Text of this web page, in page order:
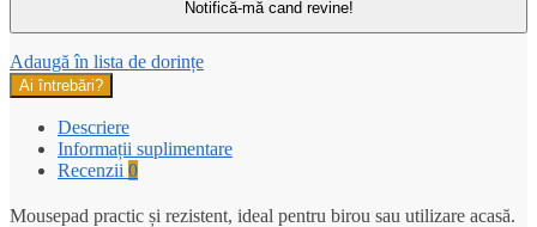
Adaugă în lista de dorințe
Ai întrebări?
Descriere
Informații suplimentare
Recenzii 0
Mousepad practic și rezistent, ideal pentru birou sau utilizare acasă.